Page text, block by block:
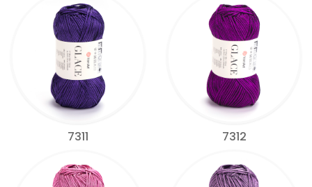
7311 7312